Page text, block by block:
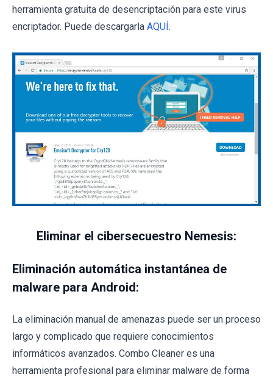
herramienta gratuita de desencriptación para este virus
encriptador. Puede descargarla AQUÍ .
Eliminar el cibersecuestro Nemesis:
Eliminación automática instantánea de
malware para Android:
La eliminación manual de amenazas puede ser un proceso
largo y complicado que requiere conocimientos
informáticos avanzados. Combo Cleaner es una
herramienta profesional para eliminar malware de forma